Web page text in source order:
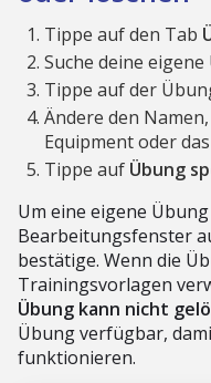
Tippe auf den Tab
Suche deine eigene
Tippe auf der
Ändere den
Equipment oder
Tippe auf Übung
Um eine eigene
Bearbeitungsfenster
bestätige. Wenn die
Trainingsvorlagen
Übung kann nicht
Übung verfügbar,
funktionieren.